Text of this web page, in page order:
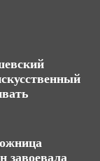
завоевала